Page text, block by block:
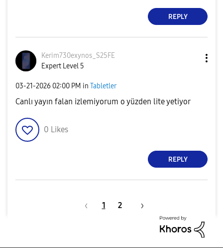
REPLY
Kerim730exynos_ S25FE
Expert Level 5
‎03-21-2026 02:00 PM in Tabletler
Canlı yayın falan izlemiyorum o yüzden lite yetiyor
0 Likes
REPLY
1 2